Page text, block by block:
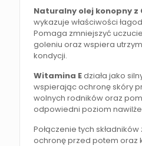
Naturalny olej konopny z
wykazuje właściwości
Pomaga zmniejszyć
goleniu oraz wspiera
kondycji.
Witamina Edziała jako
wspierając ochronę skóry
wolnych rodników oraz
odpowiedni poziom
Połączenie tych
ochronę przed potem oraz